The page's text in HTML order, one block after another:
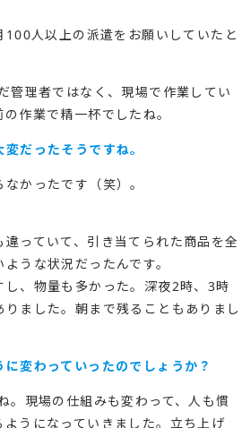
人以上の派遣をお願いしていたと
管理者ではなく、現場で作業してい
作業で精一杯でしたね。
だったそうですね。
かったです（笑）。
っていて、引き当てられた商品を全
うな状況だったんです。
、物量も多かった。深夜2時、3時
ました。朝まで残ることもありまし
変わっていったのでしょうか？
。現場の仕組みも変わって、人も慣
うになっていきました。立ち上げ